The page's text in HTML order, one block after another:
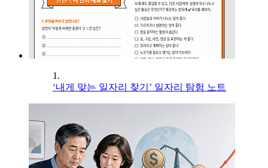
1.
‘내게 맞는 일자리 찾기’ 일자리 탐험 노트